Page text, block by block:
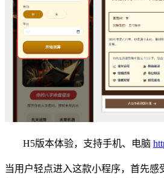
H5版本体验，支持手机、电脑
当用户轻点进入这款小程序，首先感